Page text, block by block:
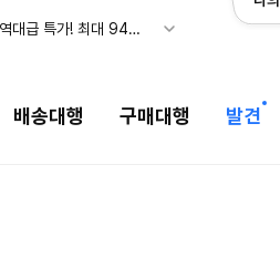
조마샵) 버버리 역대급 특가! 최대 94% 세일
배송대행 구매대행 발견